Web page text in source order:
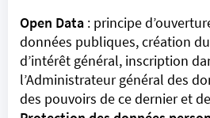
Open Data : principe
données publiques,création
d’intérêt général, inscription
l’Administrateur général des
des pouvoirs de ce dernier et